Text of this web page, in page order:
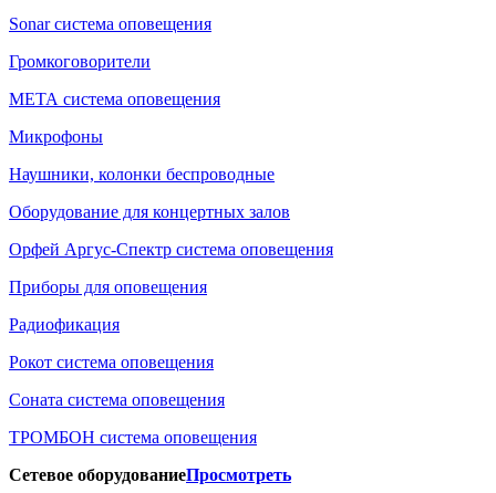
Sonar система оповещения
Громкоговорители
МЕТА система оповещения
Микрофоны
Наушники, колонки беспроводные
Оборудование для концертных залов
Орфей Аргус-Спектр система оповещения
Приборы для оповещения
Радиофикация
Рокот система оповещения
Соната система оповещения
ТРОМБОН система оповещения
Сетевое оборудованиеПросмотреть